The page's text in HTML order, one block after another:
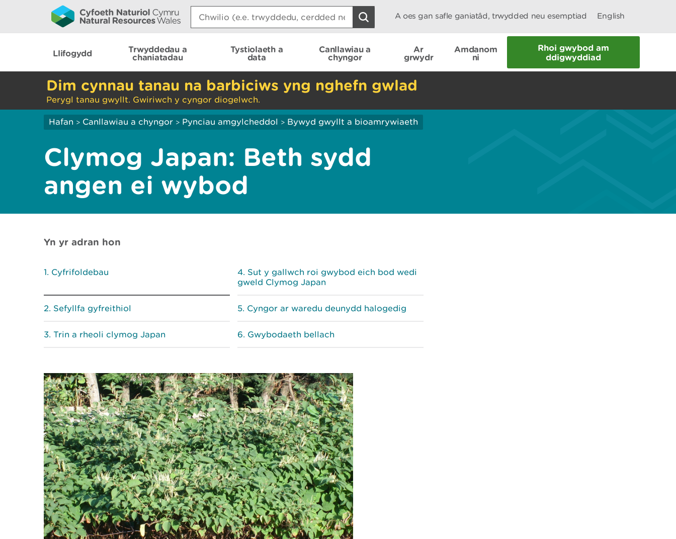
Search:
A oes gan safle ganiatâd, trwydded neu esemptiad English
Llifogydd
Trwyddedau a
chaniatadau
Tystiolaeth a
data
Canllawiau a
chyngor
Ar
grwydr
Amdanom
ni
Rhoi gwybod am
ddigwyddiad
Dim cynnau tanau na barbiciws yng nghefn gwlad
Perygl tanau gwyllt. Gwiriwch y cyngor diogelwch.
Hafan > Canllawiau a chyngor > Pynciau amgylcheddol > Bywyd gwyllt a bioamrywiaeth
Clymog Japan: Beth sydd
angen ei wybod
Yn yr adran hon
Cyfrifoldebau
Sefyllfa gyfreithiol
Trin a rheoli clymog Japan
Sut y gallwch roi gwybod eich bod wedi
gweld Clymog Japan
Cyngor ar waredu deunydd halogedig
Gwybodaeth bellach